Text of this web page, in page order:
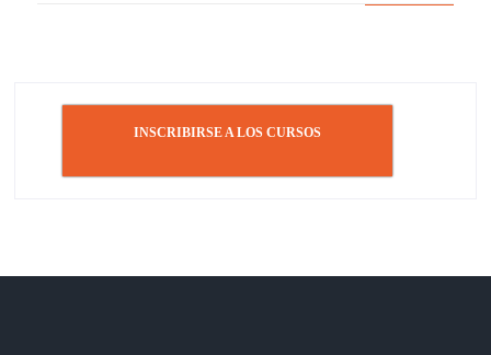
INSCRIBIRSE A LOS CURSOS